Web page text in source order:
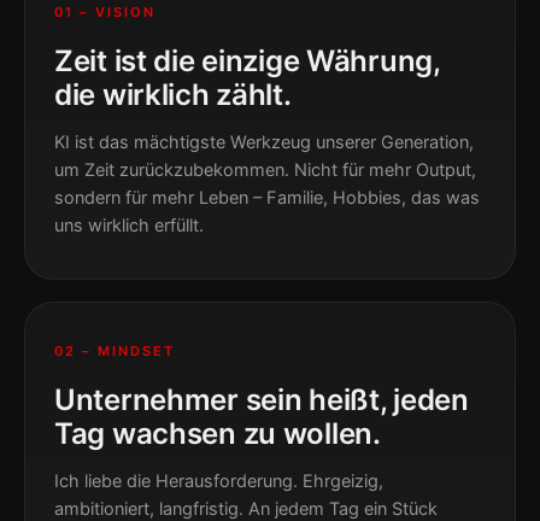
01 – VISION
Zeit ist die einzige Währung,
die wirklich zählt.
KI ist das mächtigste Werkzeug unserer Generation,
um Zeit zurückzubekommen. Nicht für mehr Output,
sondern für mehr Leben – Familie, Hobbies, das was
uns wirklich erfüllt.
02 – MINDSET
Unternehmer sein heißt, jeden
Tag wachsen zu wollen.
Ich liebe die Herausforderung. Ehrgeizig,
ambitioniert, langfristig. An jedem Tag ein Stück